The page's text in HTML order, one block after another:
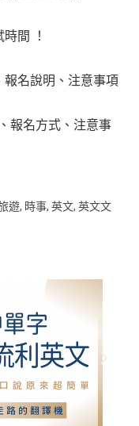
間 ！
報名說明、注意事項
報名方式、注意事
遊, 時事, 英文, 英文文